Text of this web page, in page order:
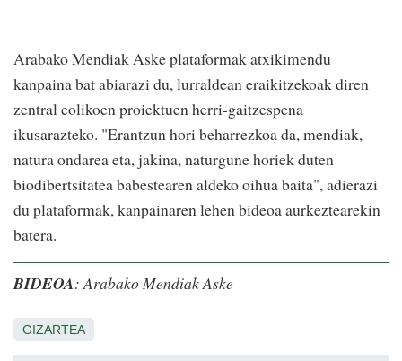
Arabako Mendiak Aske plataformak atxikimendu
kanpaina bat abiarazi du, lurraldean eraikitzekoak diren
zentral eolikoen proiektuen herri-gaitzespena
ikusarazteko. "Erantzun hori beharrezkoa da, mendiak,
natura ondarea eta, jakina, naturgune horiek duten
biodibertsitatea babestearen aldeko oihua baita", adierazi
du plataformak, kanpainaren lehen bideoa aurkeztearekin
batera.
BIDEOA: Arabako Mendiak Aske
GIZARTEA